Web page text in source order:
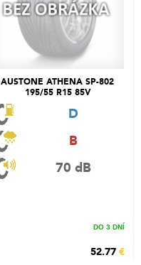
AUSTONE ATHENA SP-802
195/55 R15 85V
D
B
70 dB
DO 3 DNÍ
52.77 €